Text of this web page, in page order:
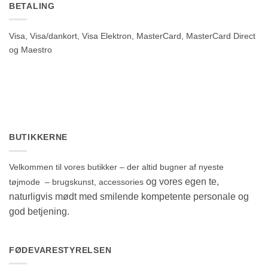
BETALING
Visa, Visa/dankort, Visa Elektron, MasterCard, MasterCard Direct
og Maestro
BUTIKKERNE
Velkommen til vores butikker – der altid bugner af nyeste
tøjmode – brugskunst, accessories og vores egen te,
naturligvis mødt med smilende kompetente personale og
god betjening.
FØDEVARESTYRELSEN